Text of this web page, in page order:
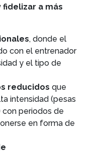
a más
, donde el
con el entrenador
y el tipo de
reducidos que
intensidad (pesas
con periodos de
en forma de